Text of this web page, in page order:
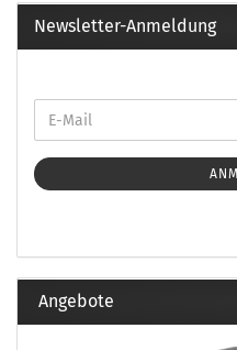
Newsletter-Anmeldung
Angebote